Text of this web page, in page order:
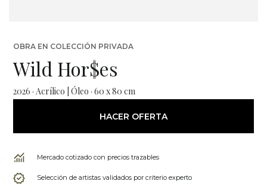
OBRA EN COLECCIÓN PRIVADA
Wild Hor$es
2026 · Acrílico | Óleo · 60 x 80 cm
HACER OFERTA
Mercado cotizado con precios trazables
Selección de artistas validados por criterio experto